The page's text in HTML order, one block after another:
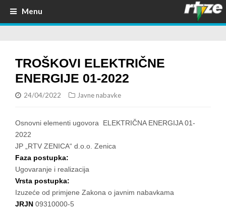
Menu
TROŠKOVI ELEKTRIČNE
ENERGIJE 01-2022
24/04/2022 Javne nabavke
Osnovni elementi ugovora ELEKTRIČNA ENERGIJA 01-
2022
JP „RTV ZENICA“ d.o.o. Zenica
Faza postupka:
Ugovaranje i realizacija
Vrsta postupka:
Izuzeće od primjene Zakona o javnim nabavkama
JRJN 09310000-5